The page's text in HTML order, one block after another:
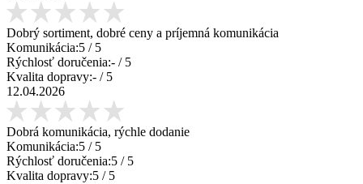
Dobrý sortiment, dobré ceny a príjemná komunikácia
Komunikácia:5 / 5
Rýchlosť doručenia:- / 5
Kvalita dopravy:- / 5
12.04.2026
Dobrá komunikácia, rýchle dodanie
Komunikácia:5 / 5
Rýchlosť doručenia:5 / 5
Kvalita dopravy:5 / 5